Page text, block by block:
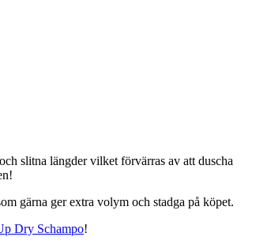
slitna längder vilket förvärras av att duscha
gärna ger extra volym och stadga på köpet.
Dry Schampo!